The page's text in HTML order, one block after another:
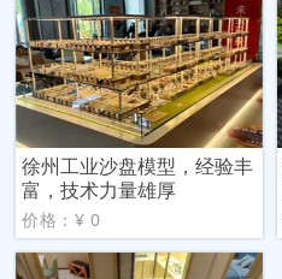
徐州工业沙盘模型，经验丰
富，技术力量雄厚
价格：¥ 0